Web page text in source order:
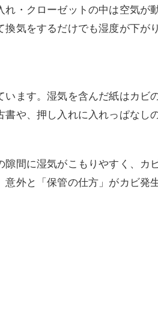
・クローゼットの中は空気が
気をするだけでも湿度が下が
ます。湿気を含んだ紙はカビ
や、押し入れに入れっぱなし
間に湿気がこもりやすく、カ
外と「保管の仕方」がカビ発